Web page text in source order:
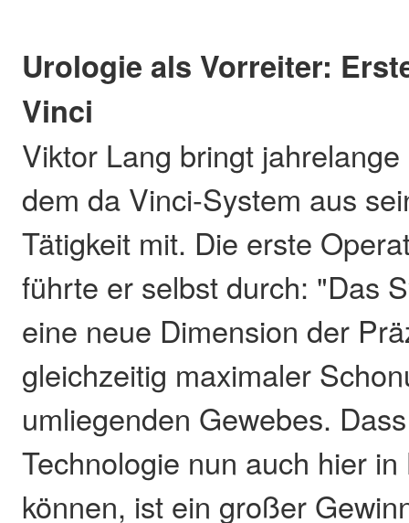
Urologie als Vorreiter:
Vinci
Viktor Lang bringt
dem da Vinci-System aus
Tätigkeit mit. Die erste
führte er selbst durch: "Das
eine neue Dimension der
gleichzeitig maximaler
umliegenden Gewebes.
Technologie nun auch hier
können, ist ein großer